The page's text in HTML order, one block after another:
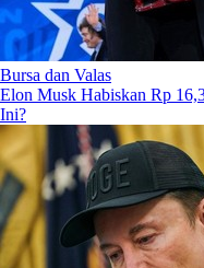
Bursa dan Valas
Elon Musk Habiskan Rp
Ini?